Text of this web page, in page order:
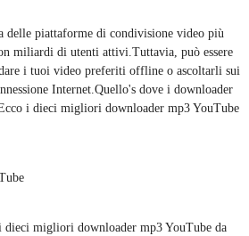
delle piattaforme di condivisione video più
miliardi di utenti attivi.Tuttavia, può essere
i tuoi video preferiti offline o ascoltarli sui
Internet.Quello's dove i downloader
i dieci migliori downloader mp3 YouTube
dieci migliori downloader mp3 YouTube da